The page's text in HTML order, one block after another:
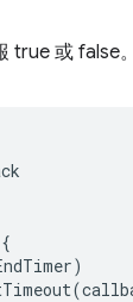
true 或 false
{
)
(